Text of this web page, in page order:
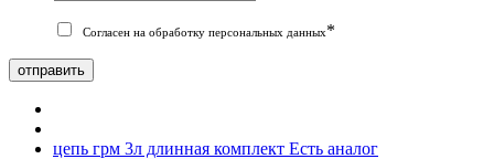
Согласен на обработку персональных данных*
отправить
цепь грм 3л длинная комплект Есть аналог